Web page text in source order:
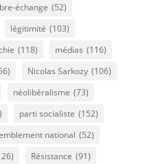
échange (52)
légitimité (103)
(118) médias (116)
Nicolas Sarkozy (106)
néolibéralisme (73)
parti socialiste (152)
national (52)
Résistance (91)